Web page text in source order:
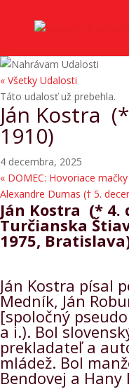
« Všetky Udalosti
Táto udalosť už prebehla.
Ján Kostra
1910)
4 decembra, 2025
« DOMEC: Hovoriace
Alexandre Dumas († 5.
Ján Kostra (* 4.
Turčianska
1975,
Ján Kostra písal
Medník, Ján
[spoločný
a i.). Bol
prekladateľ a
mládež. Bol
Bendovej a Hany